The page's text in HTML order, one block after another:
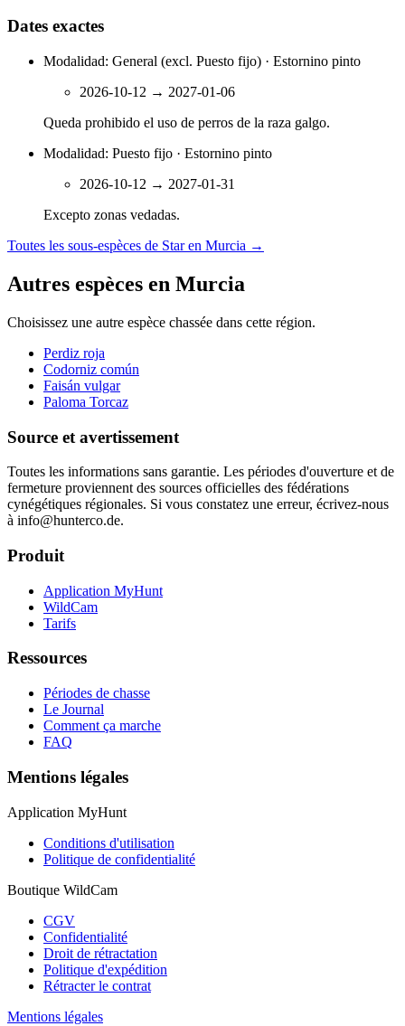
Dates exactes
Modalidad: General (excl. Puesto fijo) · Estornino pinto
2026-10-12 → 2027-01-06
Queda prohibido el uso de perros de la raza galgo.
Modalidad: Puesto fijo · Estornino pinto
2026-10-12 → 2027-01-31
Excepto zonas vedadas.
Toutes les sous-espèces de Star en Murcia →
Autres espèces en Murcia
Choisissez une autre espèce chassée dans cette région.
Perdiz roja
Codorniz común
Faisán vulgar
Paloma Torcaz
Source et avertissement
Toutes les informations sans garantie. Les périodes d'ouverture et de
fermeture proviennent des sources officielles des fédérations
cynégétiques régionales. Si vous constatez une erreur, écrivez-nous
à info@hunterco.de.
Produit
Application MyHunt
WildCam
Tarifs
Ressources
Périodes de chasse
Le Journal
Comment ça marche
FAQ
Mentions légales
Application MyHunt
Conditions d'utilisation
Politique de confidentialité
Boutique WildCam
CGV
Confidentialité
Droit de rétractation
Politique d'expédition
Rétracter le contrat
Mentions légales